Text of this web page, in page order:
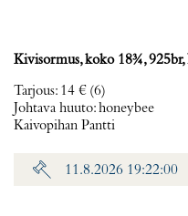
Kivisormus, koko 18¾, 925br,
Tarjous: 14 € (6)
Johtava huuto:honeybee
Kaivopihan Pantti
11.8.2026 19:22:00